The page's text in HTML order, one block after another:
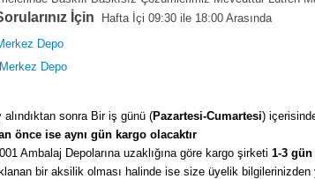
İçin Hafta İçi 09:30 ile 18:00 Arasında
Depo
Depo
alındıktan sonra Bir iş günü (Pazartesi-Cumartesi)
önce ise aynı gün kargo olacaktır
Ambalaj Depolarına uzaklığına göre kargo şirketi 1-3
bir aksilik olması halinde ise size üyelik bilgilerinizden